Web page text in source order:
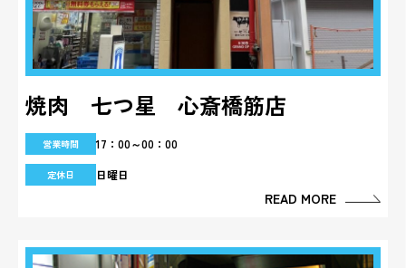
焼肉 七つ星 心斎橋筋店
営業時間 17：00～00：00
定休日 日曜日
READ MORE